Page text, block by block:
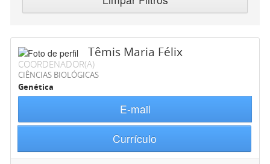
Têmis Maria Félix
COORDENADOR(A)
CIÊNCIAS BIOLÓGICAS
Genética
E-mail
Currículo